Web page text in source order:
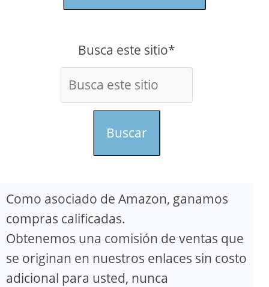
Busca este sitio*
Buscar
Como asociado de Amazon, ganamos
compras calificadas.
Obtenemos una comisión de ventas que
se originan en nuestros enlaces sin costo
adicional para usted, nunca